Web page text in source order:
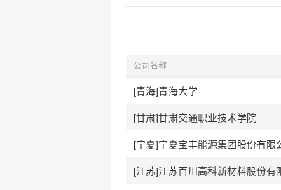
公司名称
[青海]青海大学
[甘肃]甘肃交通职业技术学院
[宁夏]宁夏宝丰能源集团股份有限
[江苏]江苏百川高科新材料股份有